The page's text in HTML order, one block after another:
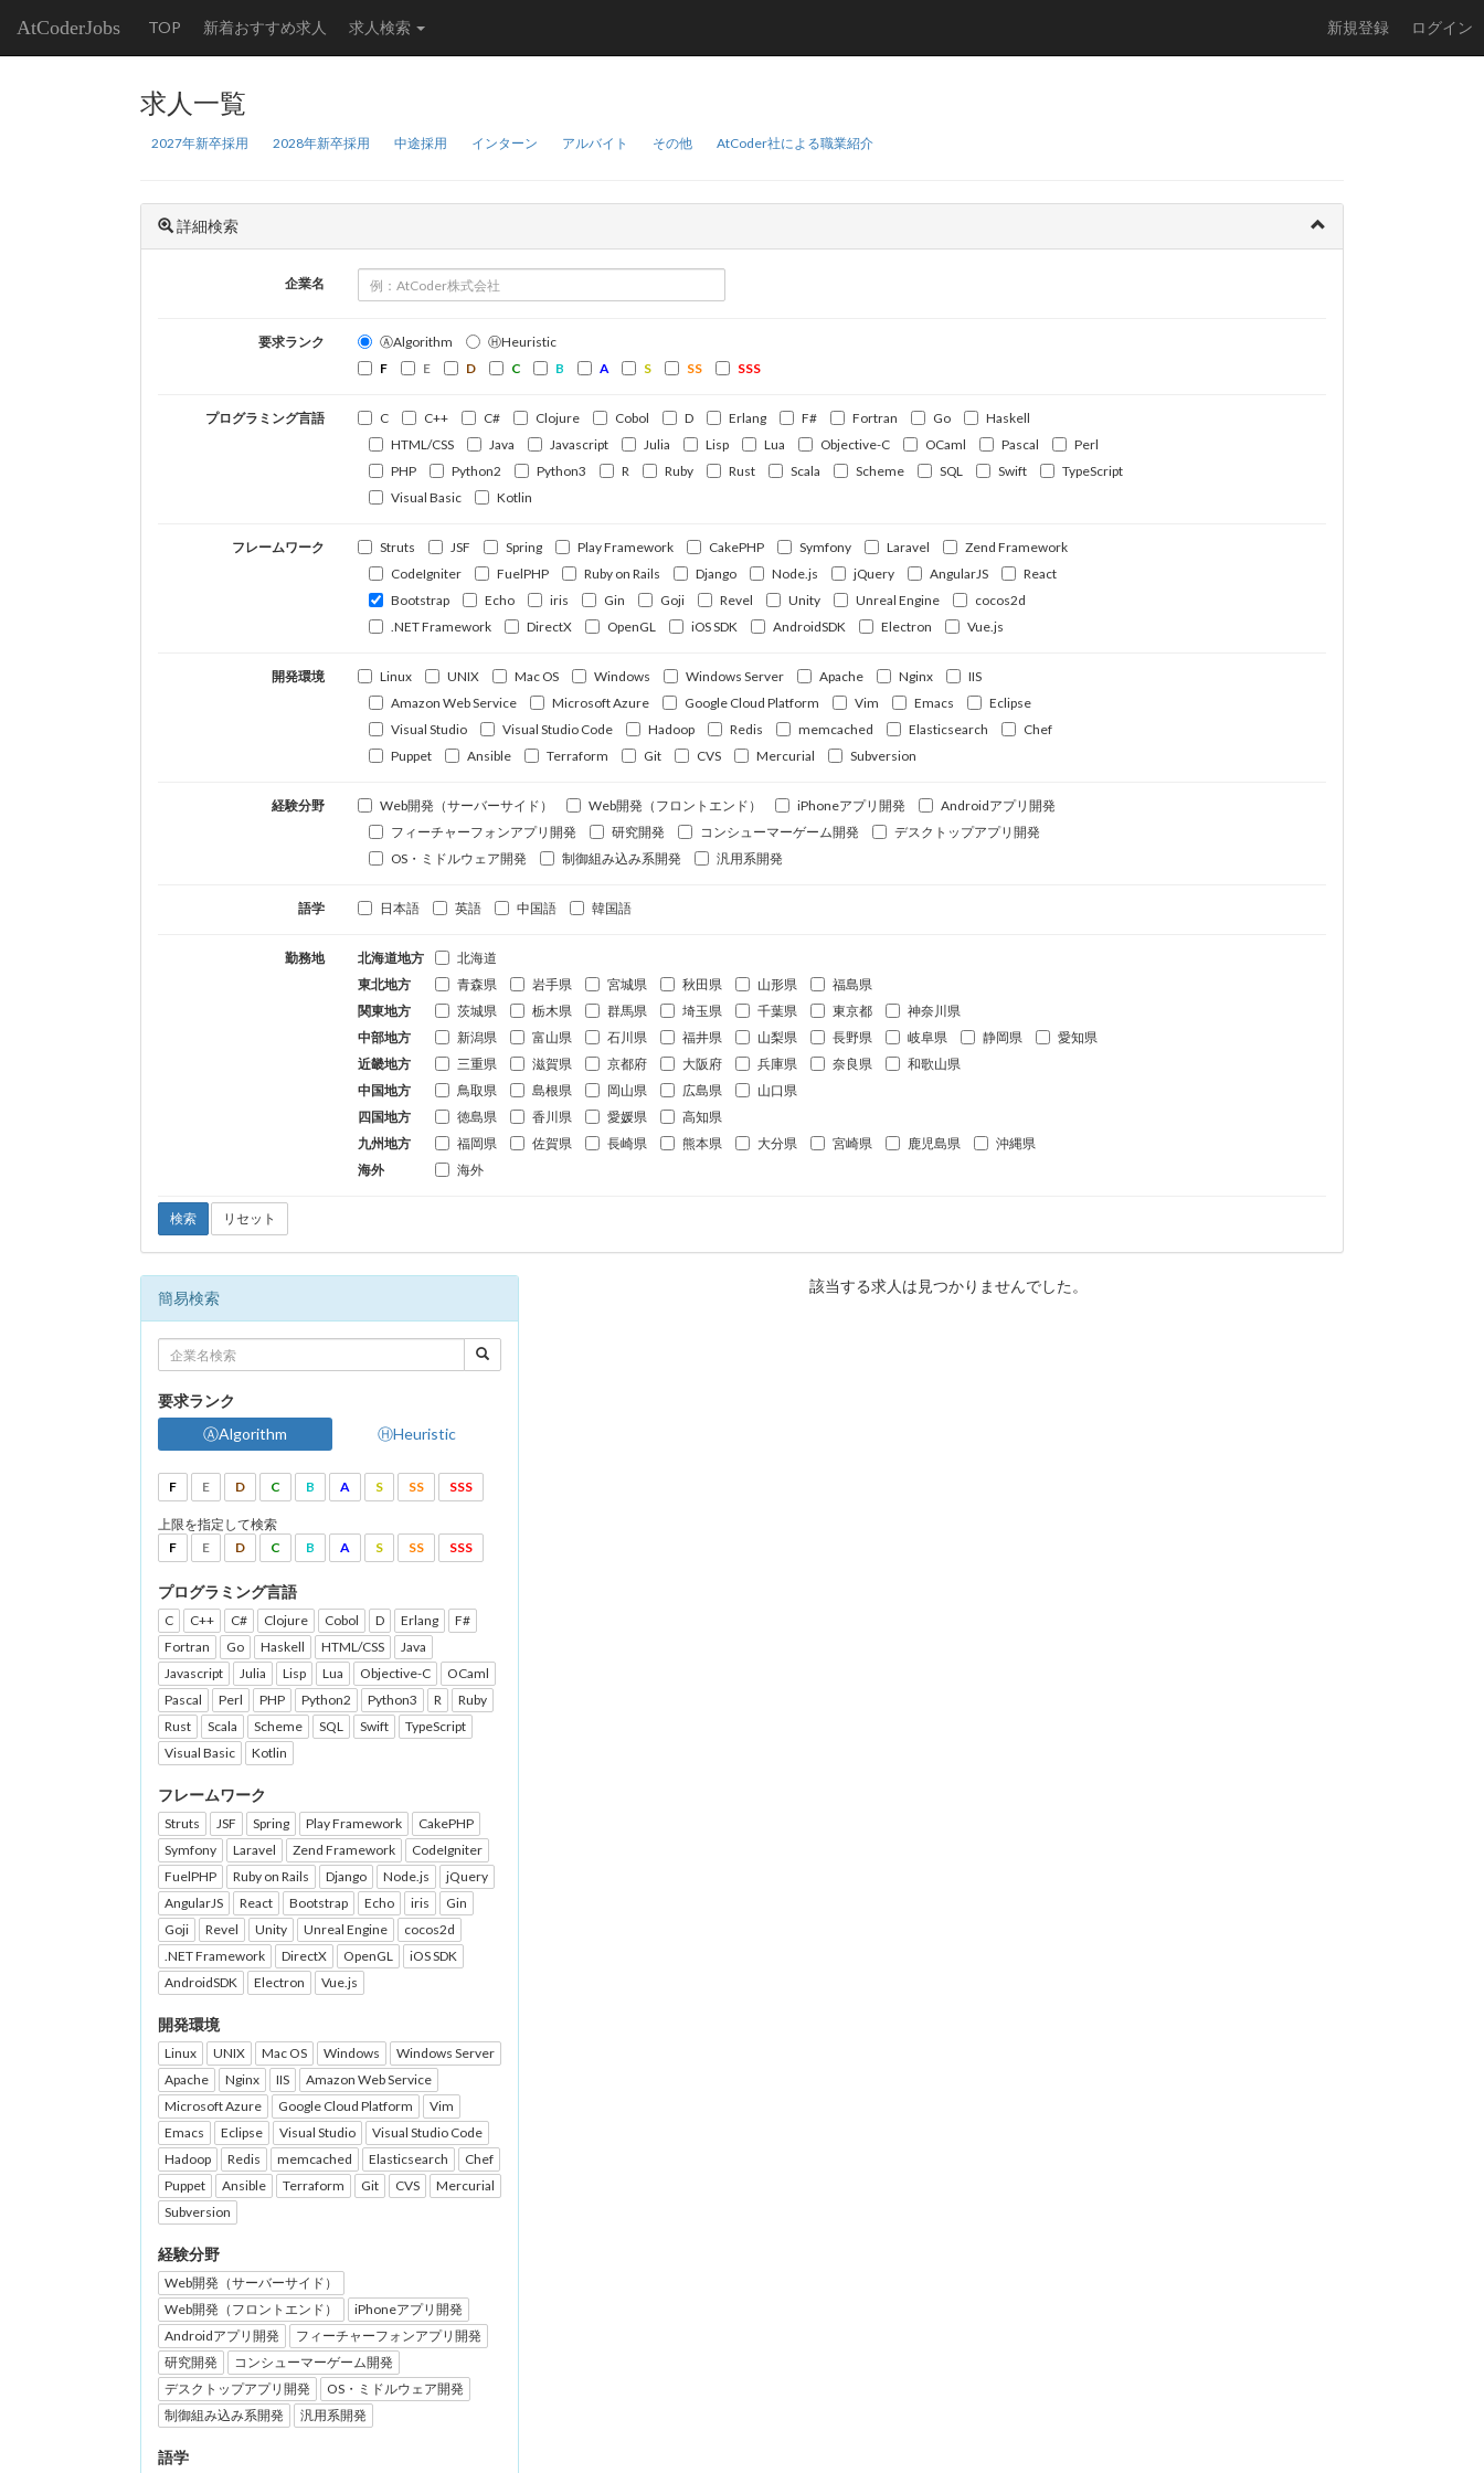
AtCoderJobs TOP 新着おすすめ求人 求人検索 新規登録 ログイン
求人一覧
2027年新卒採用 2028年新卒採用 中途採用 インターン アルバイト その他 AtCoder社による職業紹介
詳細検索
企業名
要求ランク ⒶAlgorithm
ⒽHeuristic
F
E D C B A S SS SSS
プログラミング言語 C C++ C# Clojure Cobol D Erlang F# Fortran Go
Haskell
HTML/CSS
Java Javascript Julia Lisp Lua Objective-C OCaml Pascal
Perl
PHP
Python2 Python3 R Ruby Rust Scala Scheme SQL Swift
TypeScript
Visual Basic
Kotlin
フレームワーク Struts JSF Spring Play Framework CakePHP Symfony Laravel
Zend Framework
CodeIgniter
FuelPHP Ruby on Rails Django Node.js jQuery AngularJS
React
Bootstrap
Echo iris Gin Goji Revel Unity Unreal Engine
cocos2d
.NET Framework
DirectX OpenGL iOS SDK AndroidSDK Electron Vue.js
開発環境 Linux UNIX Mac OS Windows Windows Server Apache Nginx
IIS
Amazon Web Service
Microsoft Azure Google Cloud Platform Vim Emacs
Eclipse
Visual Studio
Visual Studio Code Hadoop Redis memcached Elasticsearch
Chef
Puppet
Ansible Terraform Git CVS Mercurial Subversion
経験分野 Web開発（サーバーサイド） Web開発（フロントエンド） iPhoneアプリ開発
Androidアプリ開発
フィーチャーフォンアプリ開発
研究開発 コンシューマーゲーム開発
デスクトップアプリ開発
OS・ミドルウェア開発
制御組み込み系開発 汎用系開発
語学 日本語 英語 中国語 韓国語
勤務地 北海道地方
北海道
東北地方
青森県 岩手県 宮城県 秋田県 山形県
福島県
関東地方
茨城県 栃木県 群馬県 埼玉県 千葉県 東京都
神奈川県
中部地方
新潟県 富山県 石川県 福井県 山梨県 長野県 岐阜県 静岡県
愛知県
近畿地方
三重県 滋賀県 京都府 大阪府 兵庫県 奈良県
和歌山県
中国地方
鳥取県 島根県 岡山県 広島県
山口県
四国地方
徳島県 香川県 愛媛県
高知県
九州地方
福岡県 佐賀県 長崎県 熊本県 大分県 宮崎県 鹿児島県
沖縄県
海外
海外
検索 リセット
簡易検索
要求ランク
ⒶAlgorithm
ⒽHeuristic
F E D C B A S SS SSS
上限を指定して検索
F
E D C B A S SS SSS
プログラミング言語
C C++ C# Clojure Cobol D Erlang
F#
Fortran
Go Haskell HTML/CSS
Java
Javascript
Julia Lisp Lua Objective-C
OCaml
Pascal
Perl PHP Python2 Python3 R
Ruby
Rust
Scala Scheme SQL Swift
TypeScript
Visual Basic
Kotlin
フレームワーク
Struts JSF Spring Play Framework
CakePHP
Symfony
Laravel Zend Framework
CodeIgniter
FuelPHP
Ruby on Rails Django Node.js
jQuery
AngularJS
React Bootstrap Echo iris
Gin
Goji
Revel Unity Unreal Engine
cocos2d
.NET Framework
DirectX OpenGL
iOS SDK
AndroidSDK
Electron Vue.js
開発環境
Linux UNIX Mac OS Windows
Windows Server
Apache
Nginx IIS
Amazon Web Service
Microsoft Azure
Google Cloud Platform
Vim
Emacs
Eclipse Visual Studio
Visual Studio Code
Hadoop
Redis memcached Elasticsearch
Chef
Puppet
Ansible Terraform Git CVS
Mercurial
Subversion
経験分野
Web開発（サーバーサイド）
Web開発（フロントエンド）
iPhoneアプリ開発
Androidアプリ開発
フィーチャーフォンアプリ開発
研究開発
コンシューマーゲーム開発
デスクトップアプリ開発
OS・ミドルウェア開発
制御組み込み系開発
汎用系開発
語学
該当する求人は見つかりませんでした。